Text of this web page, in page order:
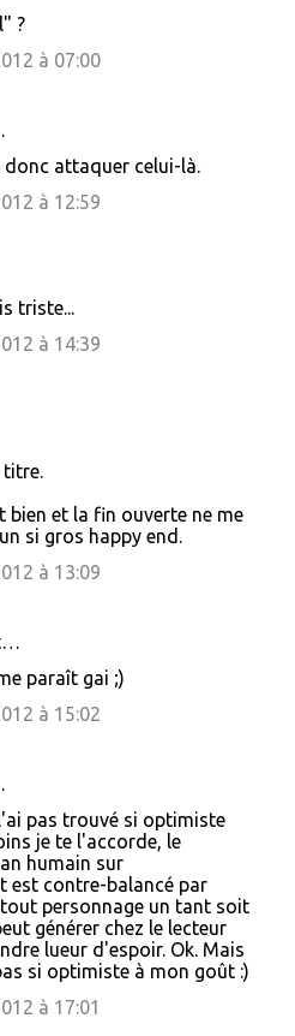
?
à 07:00
donc attaquer celui-là.
à 12:59
triste...
à 14:39
bien et la fin ouverte ne me
si gros happy end.
à 13:09
paraît gai ;)
à 15:02
pas trouvé si optimiste
je te l'accorde, le
humain sur
est contre-balancé par
personnage un tant soit
générer chez le lecteur
lueur d'espoir. Ok. Mais
si optimiste à mon goût :)
à 17:01